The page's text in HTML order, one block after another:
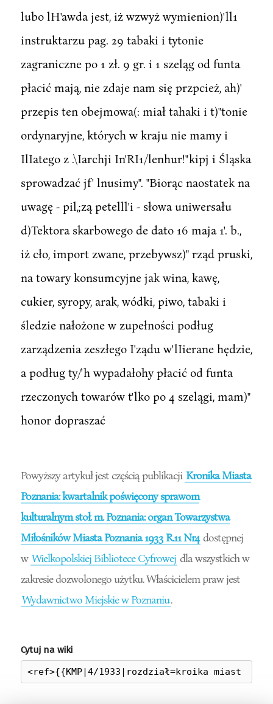
lubo lH'awda jest, iż wzwyż wymienion)'ll1
instruktarzu pag. 29 tabaki i tytonie
zagraniczne po 1 zł. 9 gr. i 1 szeląg od funta
płacić mają, nie zdaje nam się przpcież, ah)'
przepis ten obejmowa(: miał tahaki i t)"tonie
ordynaryjne, których w kraju nie mamy i
IlIatego z .\Iarchji In'RI1/lenhur!"kipj i Śląska
sprowadzać jf' lnusimy". "Biorąc naostatek na
uwagę - pil,;zą petelll'i - słowa uniwersału
d)Tektora skarbowego de dato 16 maja 1'. b.,
iż cło, import zwane, przebywsz)" rząd pruski,
na towary konsumcyjne jak wina, kawę,
cukier, syropy, arak, wódki, piwo, tabaki i
śledzie nałożone w zupełności podług
zarządzenia zeszłego I'ządu w'lIierane hędzie,
a podług ty/'h wypadałohy płacić od funta
rzeczonych towarów t'lko po 4 szelągi, mam)"
honor dopraszać
Powyższy artykuł jest częścią publikacji Kronika Miasta
Poznania: kwartalnik poświęcony sprawom
kulturalnym stoł. m. Poznania: organ Towarzystwa
Miłośników Miasta Poznania 1933 R.11 Nr4 dostępnej
w Wielkopolskiej Bibliotece Cyfrowej dla wszystkich w
zakresie dozwolonego użytku. Właścicielem praw jest
Wydawnictwo Miejskie w Poznaniu.
Cytuj na wiki